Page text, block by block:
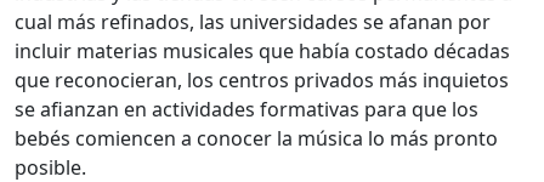
cual más refinados, las universidades se afanan por
incluir materias musicales que había costado décadas
que reconocieran, los centros privados más inquietos
se afianzan en actividades formativas para que los
bebés comiencen a conocer la música lo más pronto
posible.